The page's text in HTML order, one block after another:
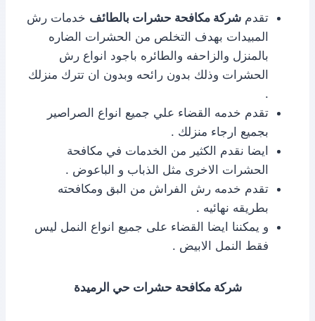
تقدم شركة مكافحة حشرات بالطائف خدمات رش
المبيدات بهدف التخلص من الحشرات الضاره
بالمنزل والزاحفه والطائره باجود انواع رش
الحشرات وذلك بدون رائحه وبدون ان تترك منزلك
.
تقدم خدمه القضاء علي جميع انواع الصراصير
بجميع ارجاء منزلك .
ايضا نقدم الكثير من الخدمات في مكافحة
الحشرات الاخرى مثل الذباب و الباعوض .
تقدم خدمه رش الفراش من البق ومكافحته
بطريقه نهائيه .
و يمكننا ايضا القضاء على جميع انواع النمل ليس
فقط النمل الابيض .
شركة مكافحة حشرات حي الرميدة